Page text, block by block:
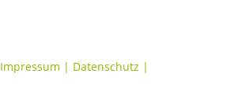
Impressum | Datenschutz |